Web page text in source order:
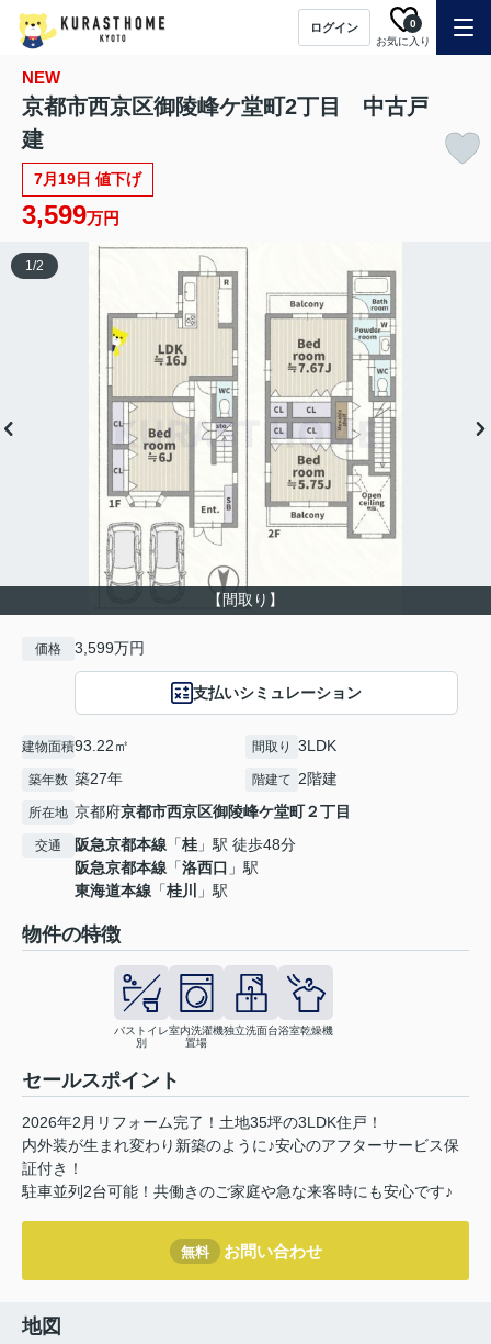
ログイン
お気に入り
0
NEW
京都市西京区御陵峰ケ堂町2丁目 中古戸
建
7月19日 値下げ
3,599万円
【間取り】
1/2
価格 3,599万円
支払いシミュレーション
建物面積93.22㎡ 間取り 3LDK
築年数 築27年 階建て 2階建
所在地 京都府京都市西京区御陵峰ケ堂町２丁目
交通 阪急京都本線 「桂 」駅 徒歩48分
阪急京都本線 「洛西口 」駅
東海道本線 「桂川 」駅
物件の特徴
バストイレ
別
室内洗濯機
置場
独立洗面台浴室乾燥機
セールスポイント
2026年2月リフォーム完了！土地35坪の3LDK住戸！
内外装が生まれ変わり新築のように♪安心のアフターサービス保
証付き！
駐車並列2台可能！共働きのご家庭や急な来客時にも安心です♪
無料 お問い合わせ
地図